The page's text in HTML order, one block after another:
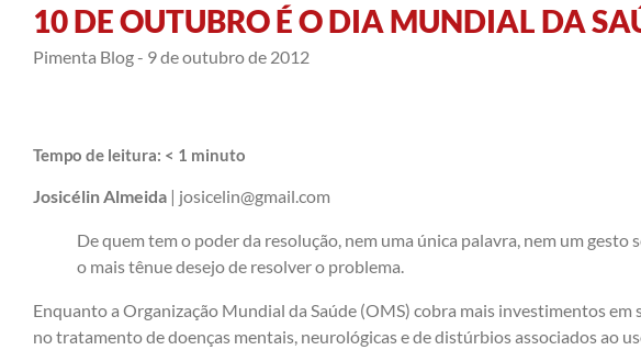
10 DE OUTUBRO É O DIA MUNDIAL DA
Pimenta Blog - 9 de outubro de 2012
Tempo de leitura: < 1 minuto
Josicélin Almeida | josicelin@gmail.com
De quem tem o poder da resolução, nem uma única palavra, nem um gesto
o mais tênue desejo de resolver o problema.
Enquanto a Organização Mundial da Saúde (OMS) cobra mais investimentos em
no tratamento de doenças mentais, neurológicas e de distúrbios associados ao